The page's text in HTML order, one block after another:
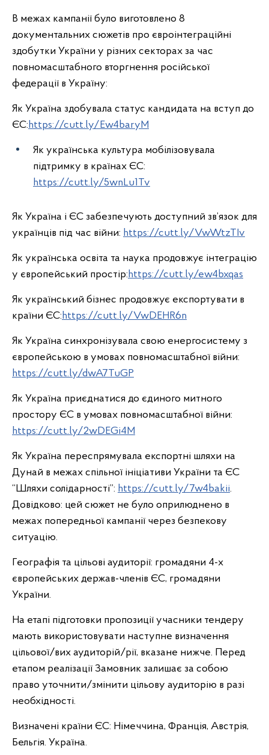
В межах кампанії було виготовлено 8
документальних сюжетів про євроінтеграційні
здобутки України у різних секторах за час
повномасштабного вторгнення російської
федерації в Україну:
Як Україна здобувала статус кандидата на вступ до
ЄС:https://cutt.ly/Ew4baryM
Як українська культура мобілізовувала
підтримку в країнах ЄС:
https://cutt.ly/5wnLu1Tv
Як Україна і ЄС забезпечують доступний зв’язок для
українців під час війни: https://cutt.ly/VwWtzTIv
Як українська освіта та наука продовжує інтеграцію
у європейський простір:https://cutt.ly/ew4bxqas
Як український бізнес продовжує експортувати в
країни ЄС:https://cutt.ly/VwDEHR6n
Як Україна синхронізувала свою енергосистему з
європейською в умовах повномасштабної війни:
https://cutt.ly/dwA7TuGP
Як Україна приєднатися до єдиного митного
простору ЄС в умовах повномасштабної війни:
https://cutt.ly/2wDEGi4M
Як Україна переспрямувала експортні шляхи на
Дунай в межах спільної ініціативи України та ЄС
“Шляхи солідарності”: https://cutt.ly/7w4bakii.
Довідково: цей сюжет не було оприлюднено в
межах попередньої кампанії через безпекову
ситуацію.
Географія та цільові аудиторії: громадяни 4-х
європейських держав-членів ЄС, громадяни
України.
На етапі підготовки пропозиції учасники тендеру
мають використовувати наступне визначення
цільової/вих аудиторій/рії, вказане нижче. Перед
етапом реалізації Замовник залишає за собою
право уточнити/змінити цільову аудиторію в разі
необхідності.
Визначені країни ЄС: Німеччина, Франція, Австрія,
Бельгія. Україна.